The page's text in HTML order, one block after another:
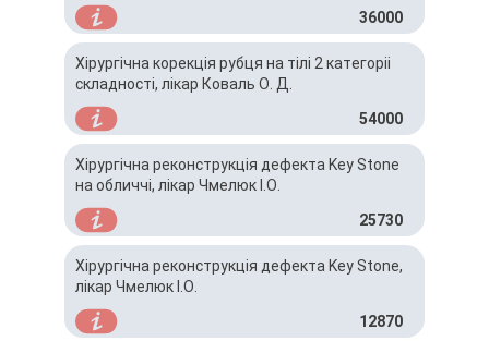
36000
Хірургічна корекція рубця на тілі 2 категоріі
складності, лікар Коваль О. Д.
54000
Хірургічна реконструкція дефекта Key Stone
на обличчі, лікар Чмелюк І.О.
25730
Хірургічна реконструкція дефекта Key Stone,
лікар Чмелюк І.О.
12870